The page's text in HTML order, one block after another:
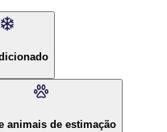
animais de estimação